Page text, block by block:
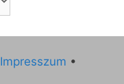
Impresszum •